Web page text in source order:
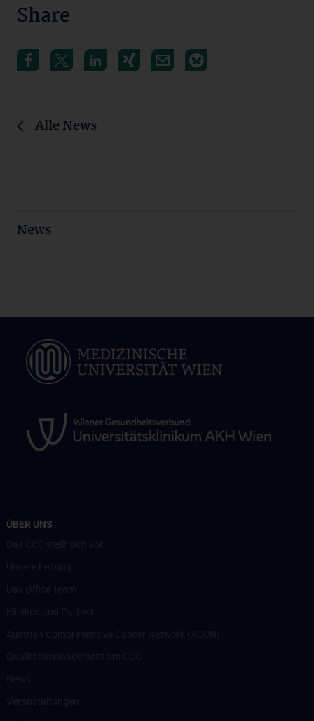
Share
Alle News
News
ÜBER UNS